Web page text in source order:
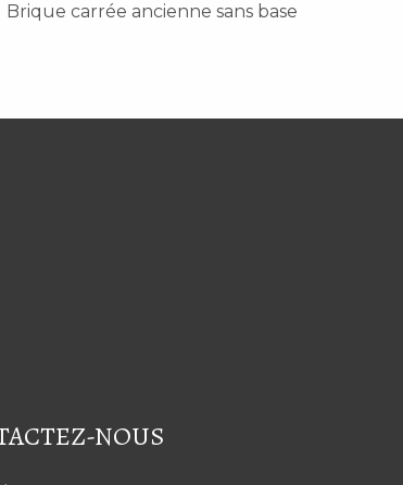
Brique carrée ancienne sans base
NOUS